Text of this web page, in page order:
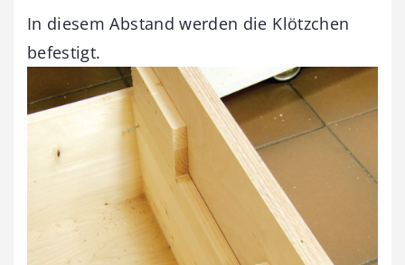
In diesem Abstand werden die Klötzchen
befestigt.